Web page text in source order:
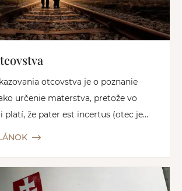
otcovstva je o poznanie
určenie materstva, pretože vo
platí, že pater est incertus (otec je...